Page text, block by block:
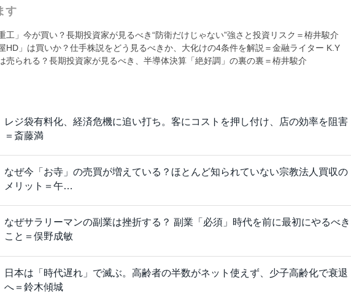
す
工」今が買い？長期投資家が見るべき“防衛だけじゃない”強さと投資リスク＝栫井駿介
HD」は買いか？仕手株説をどう見るべきか、大化けの4条件を解説＝金融ライター K.Y
売られる？長期投資家が見るべき、半導体決算「絶好調」の裏の裏＝栫井駿介
レジ袋有料化、経済危機に追い打ち。客にコストを押し付け、店の効率を阻害
＝斎藤満
なぜ今「お寺」の売買が増えている？ほとんど知られていない宗教法人買収の
メリット＝午…
なぜサラリーマンの副業は挫折する？ 副業「必須」時代を前に最初にやるべき
こと＝俣野成敏
日本は「時代遅れ」で滅ぶ。高齢者の半数がネット使えず、少子高齢化で衰退
へ＝鈴木傾城